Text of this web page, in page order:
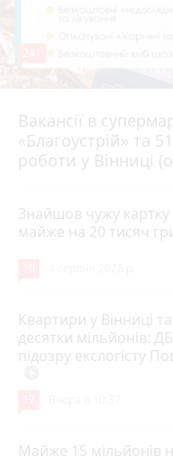
Вакансії в
«Благоустрій» та
роботи у Вінниці
4 серпня 2026 р.
Знайшов чужу картку
майже на 20 тисяч
Квартири у Вінниці
десятки мільйонів:
підозру екслогісту
Майже 15 мільйонів